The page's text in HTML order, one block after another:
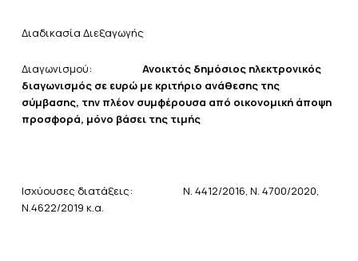
Διαδικασία Διεξαγωγής
Διαγωνισμού: Ανοικτός δημόσιος ηλεκτρονικός
διαγωνισμός σε ευρώ με κριτήριο ανάθεσης της
σύμβασης, την πλέον συμφέρουσα από οικονομική άποψη
προσφορά, μόνο βάσει της τιμής
Ισχύουσες διατάξεις: Ν. 4412/2016, Ν. 4700/2020,
Ν.4622/2019 κ.α.